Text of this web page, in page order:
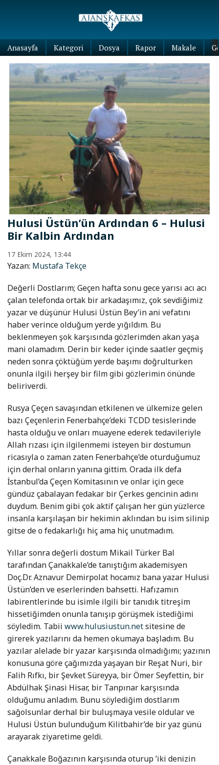
Anasayfa Kategori Dosya Rapor Makale
Hulusi Üstün’ün Ardından 6 – Hulusi
Bir Kalbin Ardından
17 Ekim 2024, 13:44
Yazan: Mustafa Tekçe
Değerli Dostlarım; Geçen hafta sonu gece yarısı acı acı
çalan telefonda ortak bir arkadaşımız, çok sevdiğimiz
yazar ve düşünür Hulusi Üstün Bey’in ani vefatını
haber verince olduğum yerde yığıldım. Bu
beklenmeyen şok karşısında gözlerimden akan yaşa
mani olamadım. Derin bir keder içinde saatler geçmiş
neden sonra çöktüğüm yerde başımı doğrulturken
onunla ilgili herşey bir film gibi gözlerimin önünde
beliriverdi.
Rusya Çeçen savaşından etkilenen ve ülkemize gelen
bazı Çeçenlerin Fenerbahçe’deki TCDD tesislerinde
hasta olduğu ve onları muayene ederek tedavileriyle
Allah rızası için ilgilenmemi isteyen bir dostumun
ricasıyla o zaman zaten Fenerbahçe’de oturduğumuz
için derhal onların yanına gittim. Orada ilk defa
İstanbul’da Çeçen Komitasının ve onlar için gece
gündüz çabalayan fedakar bir Çerkes gencinin adını
duydum. Benim gibi çok aktif çalışan her gün yüzlerce
insanla karşılaşan bir hekimin aklından bu isim silinip
gitse de o fedakarlığı hiç ama hiç unutmadım.
Yıllar sonra değerli dostum Mikail Türker Bal
tarafından Çanakkale’de tanıştığım akademisyen
Doç.Dr. Aznavur Demirpolat hocamız bana yazar Hulusi
Üstün’den ve eserlerinden bahsetti. Hafızamın
labirentlerinde bu isimle ilgili bir tanıdık titreşim
hissetiğimden onunla tanışıp görüşmek istediğimi
söyledim. Tabii www.hulusiustun.netsitesine de
girerek yazılarını da hemen okumaya başladım. Bu
yazılar alelade bir yazar karşısında olmadığımı; yazının
konusuna göre çağımızda yaşayan bir Reşat Nuri, bir
Falih Rıfkı, bir Şevket Süreyya, bir Ömer Seyfettin, bir
Abdülhak Şinasi Hisar, bir Tanpınar karşısında
olduğumu anladım. Bunu söylediğim dostlarım
sağolsunlar derhal bir buluşmaya vesile oldular ve
Hulusi Üstün bulunduğum Kilitbahir’de bir yaz günü
arayarak ziyaretime geldi.
Çanakkale Boğazının karşısında oturup ’iki denizin